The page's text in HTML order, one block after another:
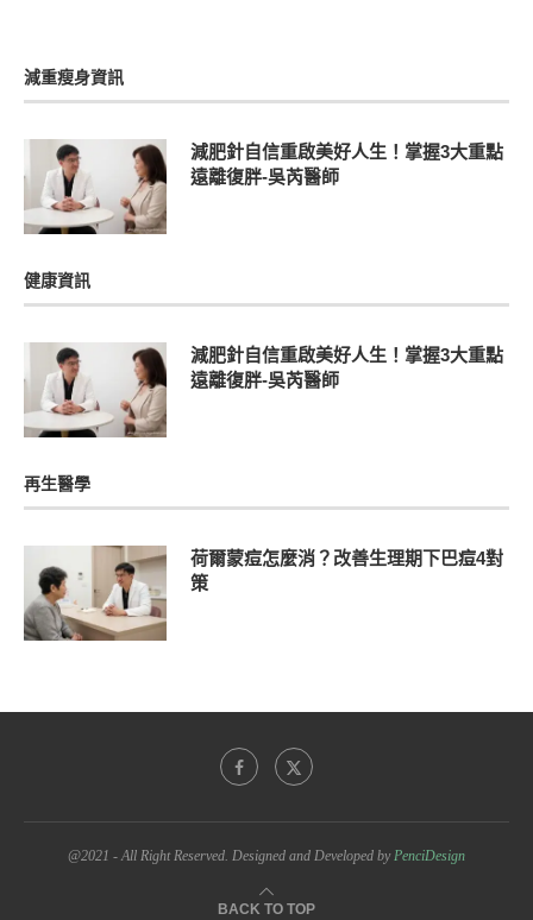
減重瘦身資訊
減肥針自信重啟美好人生！掌握3大重點
遠離復胖-吳芮醫師
健康資訊
減肥針自信重啟美好人生！掌握3大重點
遠離復胖-吳芮醫師
再生醫學
荷爾蒙痘怎麼消？改善生理期下巴痘4對
策
@2021 - All Right Reserved. Designed and Developed byPenciDesign
BACK TO TOP